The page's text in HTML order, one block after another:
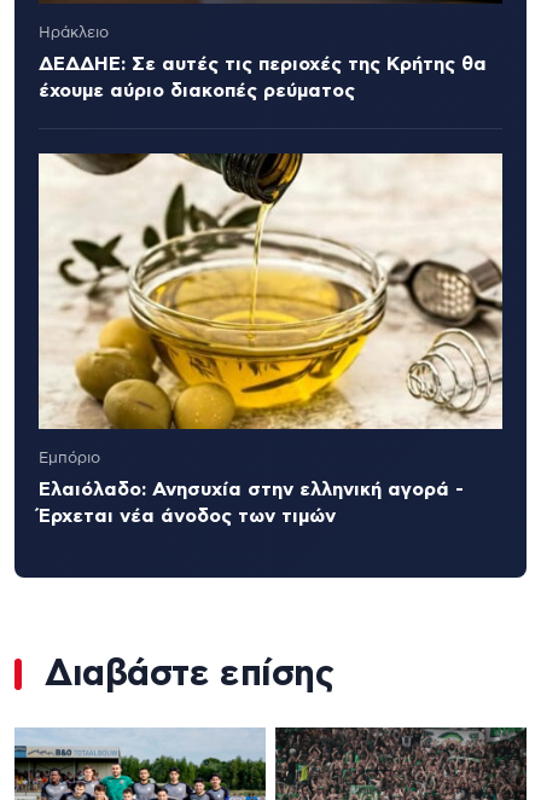
Ηράκλειο
ΔΕΔΔΗΕ: Σε αυτές τις περιοχές της Κρήτης θα
έχουμε αύριο διακοπές ρεύματος
Εμπόριο
Ελαιόλαδο: Ανησυχία στην ελληνική αγορά -
Έρχεται νέα άνοδος των τιμών
Διαβάστε επίσης